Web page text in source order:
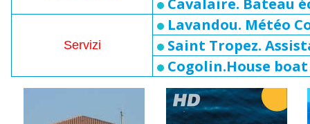
Cavalaire. Bateau
Servizi
Lavandou. Météo
Saint Tropez.
Cogolin.House boat